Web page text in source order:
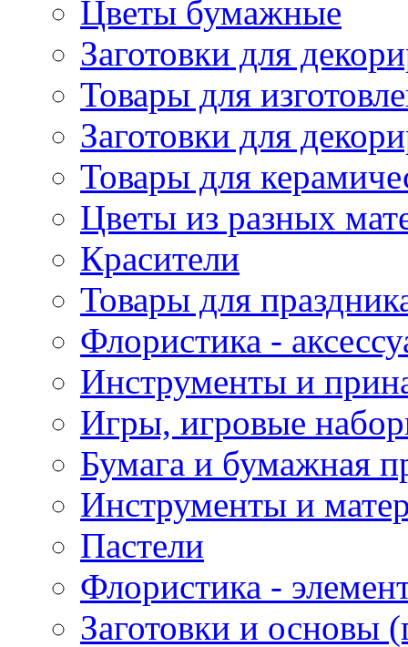
Цветы бумажные
Заготовки для
Товары для
Заготовки для
Товары для
Цветы из разных
Красители
Товары для
Флористика -
Инструменты и
Игры, игровые
Бумага и бумажная
Инструменты и
Пастели
Флористика -
Заготовки и основы